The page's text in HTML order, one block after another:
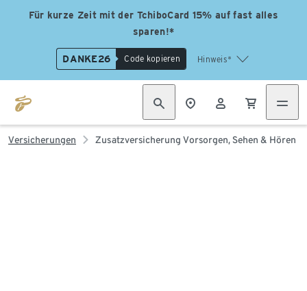
Für kurze Zeit mit der TchiboCard 15% auf fast alles
sparen!*
DANKE26 Code kopieren Hinweis*
Versicherungen Zusatzversicherung Vorsorgen, Sehen & Hören